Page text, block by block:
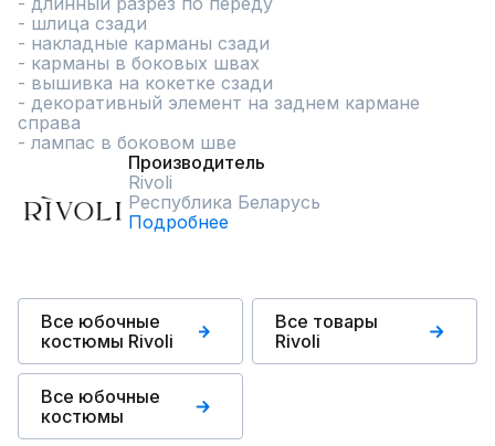
- шлица сзади
- накладные карманы сзади
- карманы в боковых швах
- вышивка на кокетке сзади
- декоративный элемент на заднем кармане
справа
- лампас в боковом шве
Производитель
Rivoli
Республика Беларусь
Подробнее
Все юбочные
костюмы Rivoli
Все товары
Rivoli
Все юбочные
костюмы